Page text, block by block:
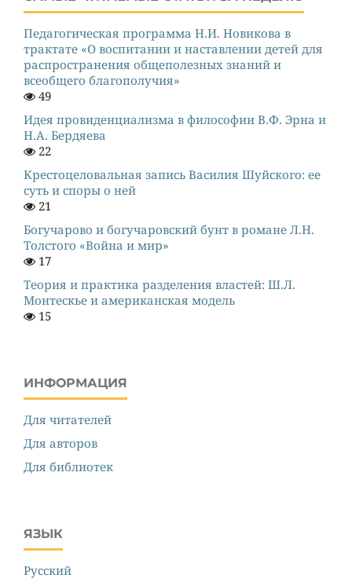
Педагогическая программа Н.И. Новикова в
трактате «О воспитании и наставлении детей для
распространения общеполезных знаний и
всеобщего благополучия»
49
Идея провиденциализма в философии В.Ф. Эрна и
Н.А. Бердяева
22
Крестоцеловальная запись Василия Шуйского: ее
суть и споры о ней
21
Богучарово и богучаровский бунт в романе Л.Н.
Толстого «Война и мир»
17
Теория и практика разделения властей: Ш.Л.
Монтескье и американская модель
15
ИНФОРМАЦИЯ
Для читателей
Для авторов
Для библиотек
ЯЗЫК
Русский